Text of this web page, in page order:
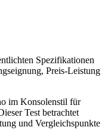
Spezifikationen
Preis-Leistung
im Konsolenstil für
Test betrachtet
und Vergleichspunkte